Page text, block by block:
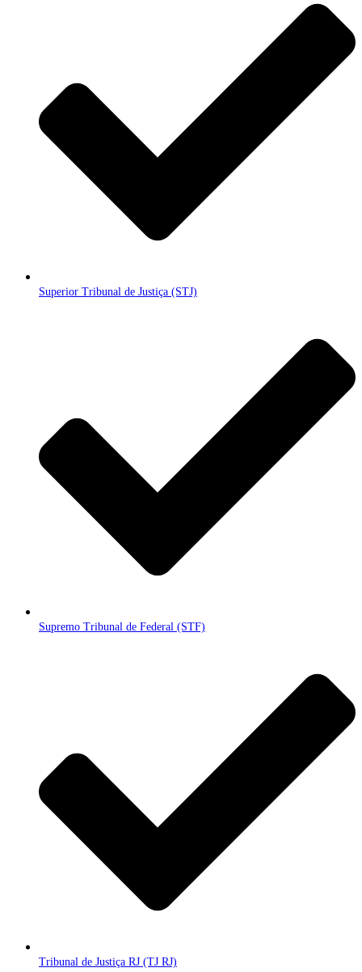
Superior Tribunal de Justiça (STJ)
Supremo Tribunal de Federal (STF)
Tribunal de Justiça RJ (TJ RJ)